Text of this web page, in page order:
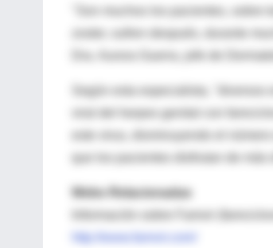
zoster, sufren después, durante
Dra. Aurora Guerra, jefe de
Según esta especialista,
viral del herpes genital con
este virus, disminuyendo el
Webs Relacionadas